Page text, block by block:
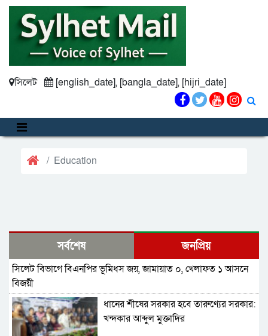
সিলেট [english_date], [bangla_date], [hijri_date]
Education
সর্বশেষ জনপ্রিয়
সিলেট বিভাগে বিএনপির ভূমিধস জয়, জামায়াত ০, খেলাফত ১ আসনে
বিজয়ী
ধানের শীষের সরকার হবে তারুণ্যের সরকার:
খন্দকার আব্দুল মুক্তাদির